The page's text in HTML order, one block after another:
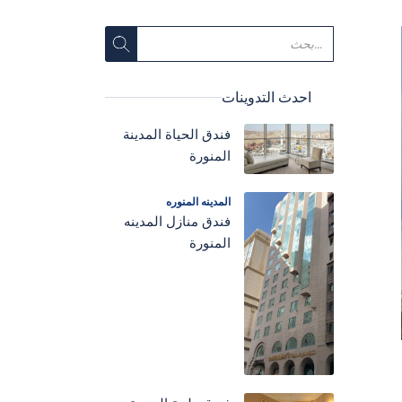
احدث التدوينات
فندق الحياة المدينة
المنورة
المدينه المنوره
فندق منازل المدينه
المنورة